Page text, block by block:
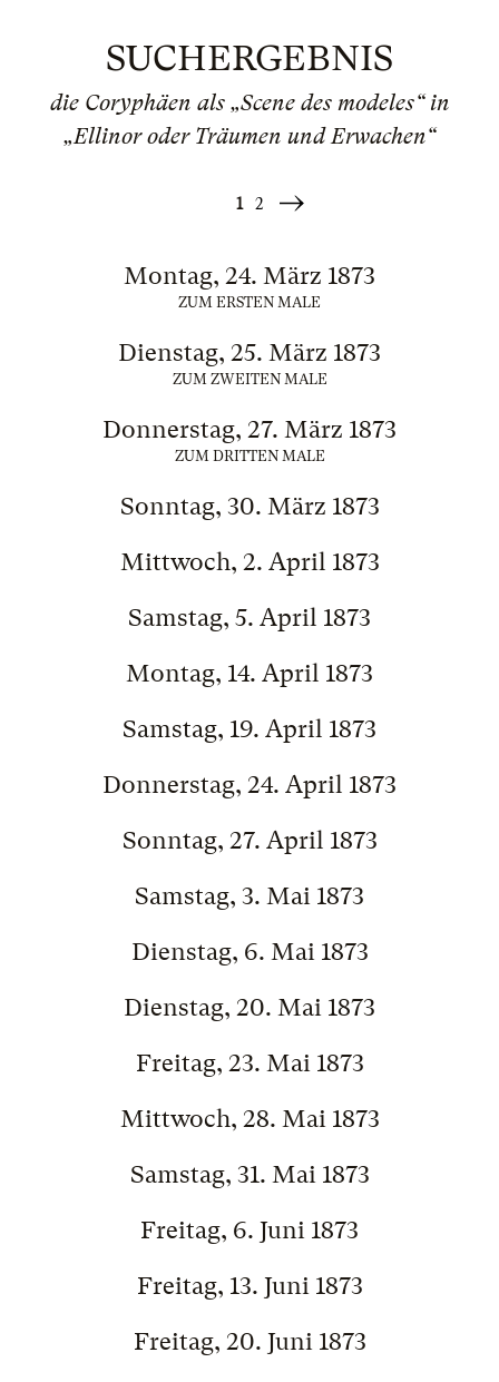
SUCHERGEBNIS
die Coryphäen als „Scene des modeles“ in
„Ellinor oder Träumen und Erwachen“
1 2
Weiter
Montag, 24. März 1873
ZUM ERSTEN MALE
Dienstag, 25. März 1873
ZUM ZWEITEN MALE
Donnerstag, 27. März 1873
ZUM DRITTEN MALE
Sonntag, 30. März 1873
Mittwoch, 2. April 1873
Samstag, 5. April 1873
Montag, 14. April 1873
Samstag, 19. April 1873
Donnerstag, 24. April 1873
Sonntag, 27. April 1873
Samstag, 3. Mai 1873
Dienstag, 6. Mai 1873
Dienstag, 20. Mai 1873
Freitag, 23. Mai 1873
Mittwoch, 28. Mai 1873
Samstag, 31. Mai 1873
Freitag, 6. Juni 1873
Freitag, 13. Juni 1873
Freitag, 20. Juni 1873